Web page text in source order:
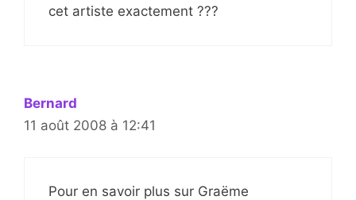
cet artiste exactement ???
Bernard
11 août 2008 à 12:41
Pour en savoir plus sur Graëme